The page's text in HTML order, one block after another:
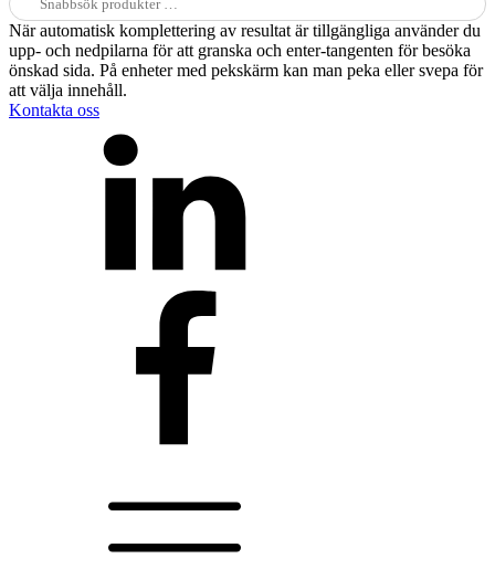
efter:
När automatisk komplettering av resultat är tillgängliga använder du
upp- och nedpilarna för att granska och enter-tangenten för besöka
önskad sida. På enheter med pekskärm kan man peka eller svepa för
att välja innehåll.
Kontakta oss